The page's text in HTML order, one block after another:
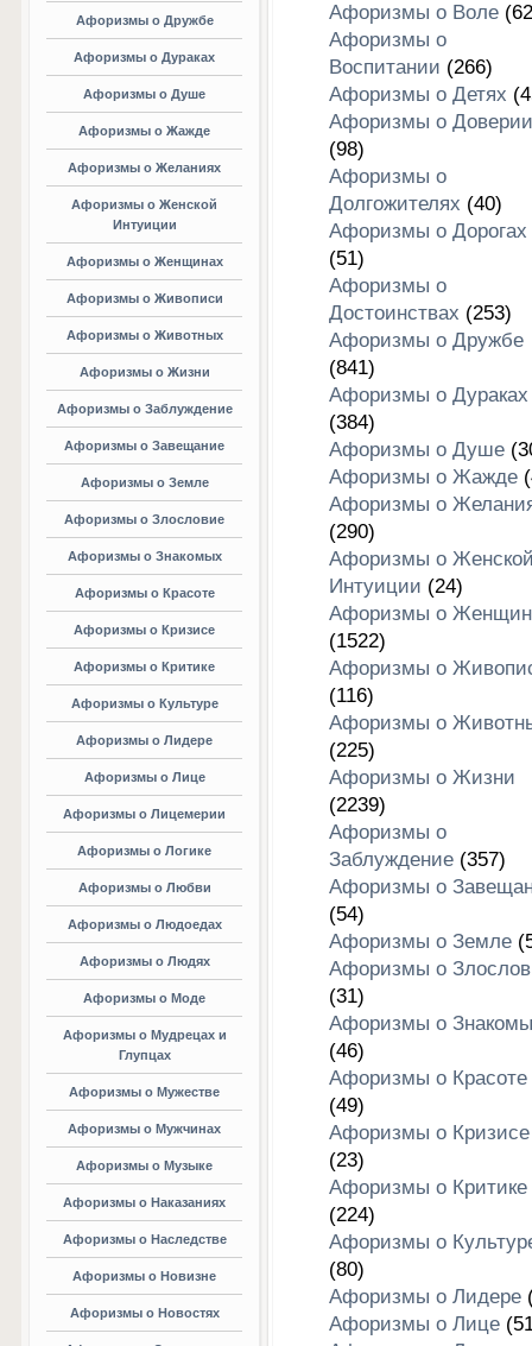
Афоризмы о Дружбе
Афоризмы о Дураках
Афоризмы о Душе
Афоризмы о Жажде
Афоризмы о Желаниях
Афоризмы о Женской
Интуиции
Афоризмы о Женщинах
Афоризмы о Живописи
Афоризмы о Животных
Афоризмы о Жизни
Афоризмы о Заблуждение
Афоризмы о Завещание
Афоризмы о Земле
Афоризмы о Злословие
Афоризмы о Знакомых
Афоризмы о Красоте
Афоризмы о Кризисе
Афоризмы о Критике
Афоризмы о Культуре
Афоризмы о Лидере
Афоризмы о Лице
Афоризмы о Лицемерии
Афоризмы о Логике
Афоризмы о Любви
Афоризмы о Людоедах
Афоризмы о Людях
Афоризмы о Моде
Афоризмы о Мудрецах и
Глупцах
Афоризмы о Мужестве
Афоризмы о Мужчинах
Афоризмы о Музыке
Афоризмы о Наказаниях
Афоризмы о Наследстве
Афоризмы о Новизне
Афоризмы о Новостях
Афоризмы о Воле
Афоризмы о
Воспитании (266)
Афоризмы о Детях
Афоризмы о Доверии
(98)
Афоризмы о
Долгожителях (40)
Афоризмы о Дорогах
(51)
Афоризмы о
Достоинствах (253)
Афоризмы о Дружбе
(841)
Афоризмы о Дураках
(384)
Афоризмы о Душе
Афоризмы о Жажде
Афоризмы о
(290)
Афоризмы о
Интуиции (24)
Афоризмы о
(1522)
Афоризмы о
(116)
Афоризмы о
(225)
Афоризмы о Жизни
(2239)
Афоризмы о
Заблуждение(357)
Афоризмы о
(54)
Афоризмы о Земле
Афоризмы о
(31)
Афоризмы о
(46)
Афоризмы о Красоте
(49)
Афоризмы о Кризисе
(23)
Афоризмы о Критике
(224)
Афоризмы о
(80)
Афоризмы о Лидере
Афоризмы о Лице